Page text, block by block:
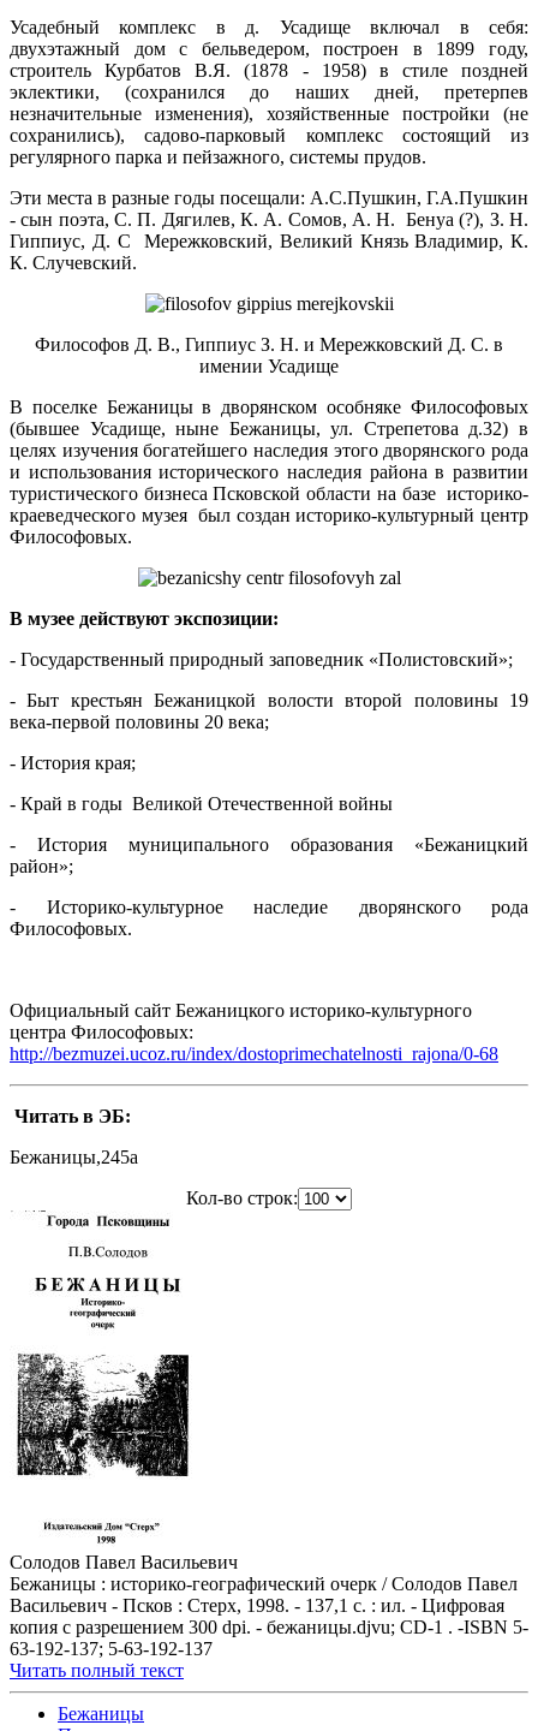
Усадебный комплекс в д. Усадище включал в себя:
двухэтажный дом с бельведером, построен в 1899 году,
строитель Курбатов В.Я. (1878 - 1958) в стиле поздней
эклектики, (сохранился до наших дней, претерпев
незначительные изменения), хозяйственные постройки (не
сохранились), садово-парковый комплекс состоящий из
регулярного парка и пейзажного, системы прудов.
Эти места в разные годы посещали: А.С.Пушкин, Г.А.Пушкин
- сын поэта, С. П. Дягилев, К. А. Сомов, А. Н. Бенуа (?), З. Н.
Гиппиус, Д. С Мережковский, Великий Князь Владимир, К.
К. Случевский.
Философов Д. В., Гиппиус З. Н. и Мережковский Д. С. в
имении Усадище
В поселке Бежаницы в дворянском особняке Философовых
(бывшее Усадище, ныне Бежаницы, ул. Стрепетова д.32) в
целях изучения богатейшего наследия этого дворянского рода
и использования исторического наследия района в развитии
туристического бизнеса Псковской области на базе историко-
краеведческого музея был создан историко-культурный центр
Философовых.
В музее действуют экспозиции:
- Государственный природный заповедник «Полистовский»;
- Быт крестьян Бежаницкой волости второй половины 19
века-первой половины 20 века;
- История края;
- Край в годы Великой Отечественной войны
- История муниципального образования «Бежаницкий
район»;
- Историко-культурное наследие дворянского рода
Философовых.
Официальный сайт Бежаницкого историко-культурного
центра Философовых:
http://bezmuzei.ucoz.ru/index/dostoprimechatelnosti_rajona/0-68
Читать в ЭБ:
Бежаницы,245a
Кол-во строк:
Солодов Павел Васильевич
Бежаницы : историко-географический очерк / Солодов Павел
Васильевич - Псков : Стерх, 1998. - 137,1 с. : ил. - Цифровая
копия с разрешением 300 dpi. - бежаницы.djvu; CD-1 . -ISBN 5-
63-192-137; 5-63-192-137
Читать полный текст
Бежаницы